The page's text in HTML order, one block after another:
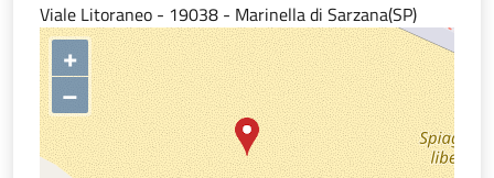
Viale Litoraneo - 19038 - Marinella di Sarzana(SP)
+
–